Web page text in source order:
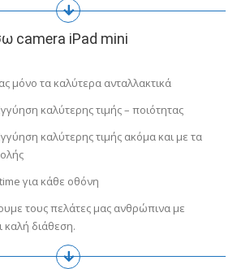
camera iPad mini
μόνο τα καλύτερα ανταλλακτικά
καλύτερης τιμής – ποιότητας
καλύτερης τιμής ακόμα και με τα
για κάθε οθόνη
τους πελάτες μας ανθρώπινα με
καλή διάθεση.